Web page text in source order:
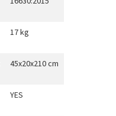
17 kg
45x20x210 cm
YES